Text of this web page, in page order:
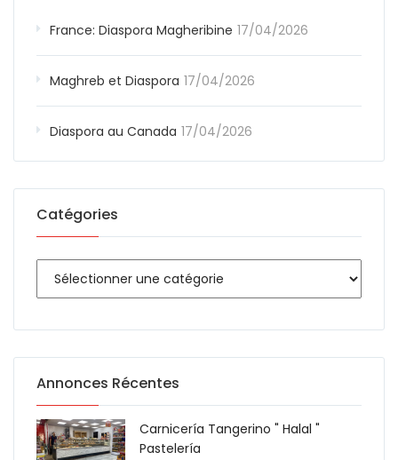
France: Diaspora Magheribine 17/04/2026
Maghreb et Diaspora 17/04/2026
Diaspora au Canada 17/04/2026
Catégories
Annonces Récentes
Carnicería Tangerino " Halal "
Pastelería